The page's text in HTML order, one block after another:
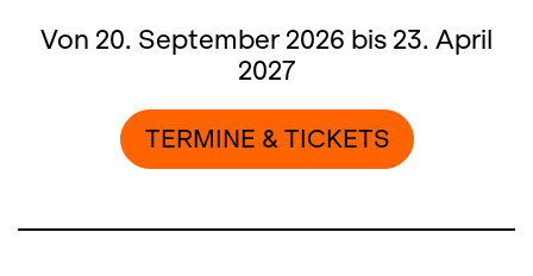
Von 20. September 2026 bis 23. April
2027
TERMINE & TICKETS